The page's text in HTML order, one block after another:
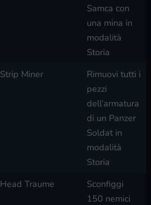
Samca con
una mina in
modalità
Storia
Strip Miner
Rimuovi tutti i
pezzi
dell’armatura
di un Panzer
Soldat in
modalità
Storia
Head Traume
Sconfiggi
150 nemici